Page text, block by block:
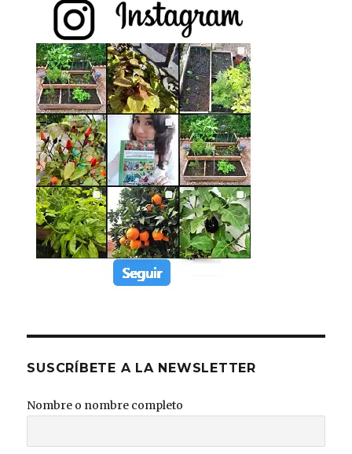
SUSCRÍBETE A LA NEWSLETTER
Nombre o nombre completo